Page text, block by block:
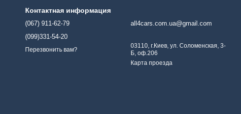
Контактная информация
(067) 911-62-79
(099)331-54-20
Перезвонить вам?
all4cars.com.ua@gmail.com
03110, г.Киев, ул. Соломенская, 3-
Б, оф.206
Карта проезда